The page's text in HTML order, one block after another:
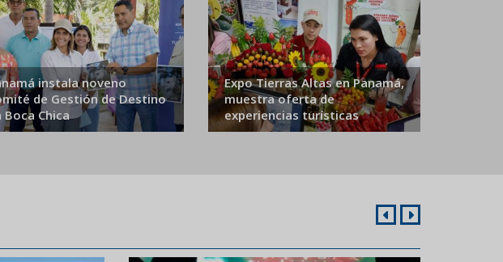
instala noveno
de Gestión de Destino
Boca Chica
Expo Tierras Altas en Panamá,
muestra oferta de
experiencias turísticas